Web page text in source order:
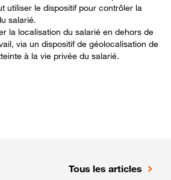
utiliser le dispositif pour contrôler la
salarié.
la localisation du salarié en dehors de
via un dispositif de géolocalisation de
à la vie privée du salarié.
Tous les articles